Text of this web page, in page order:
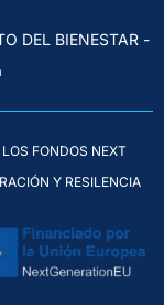
DEL BIENESTAR -
FONDOS NEXT
Y RESILENCIA